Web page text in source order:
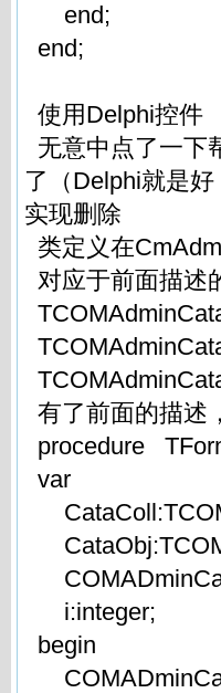
end;
end;
使用Delphi控件
无意中点了一下
了（Delphi就是
实现删除
类定义在
对应于前面描述
有了前面的描述
procedure
var
i:integer;
begin